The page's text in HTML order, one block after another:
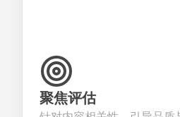
聚焦评估